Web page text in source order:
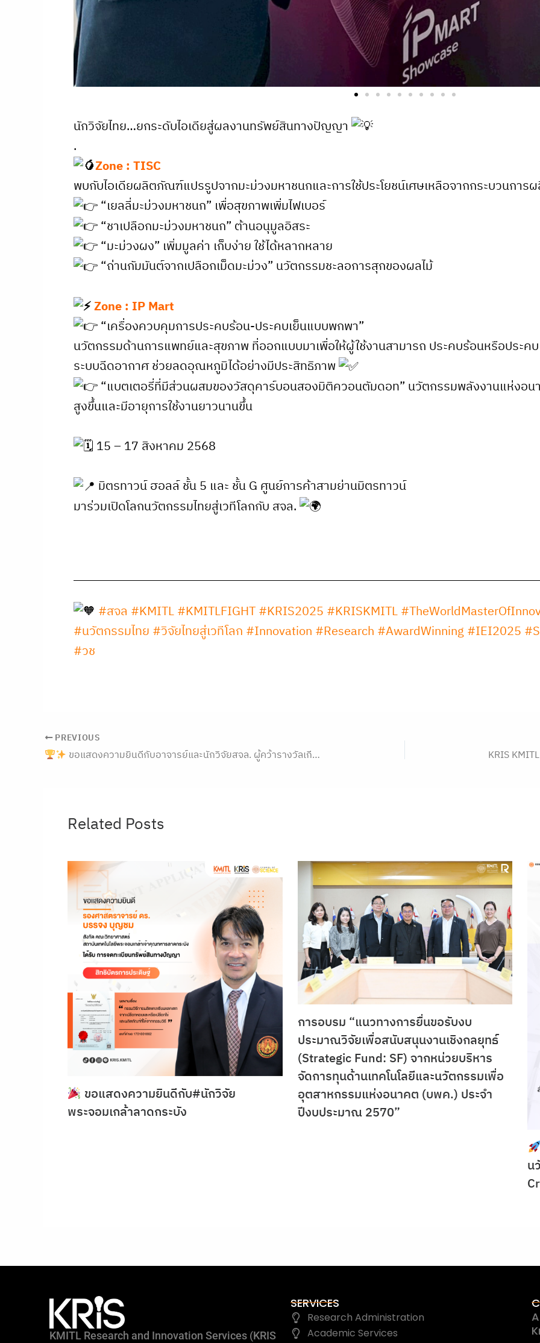
นักวิจัยไทย…ยกระดับไอเดียสู่ผลงานทรัพย์สินทางปัญญา
.
Zone : TISC
พบกับไอเดียผลิตภัณฑ์แปรรูปจากมะม่วงมหาชนกและการใช้ประโยชน์เศษเหลือจากกระบวนการ
“เยลลี่มะม่วงมหาชนก” เพื่อสุขภาพเพิ่มไฟเบอร์
“ชาเปลือกมะม่วงมหาชนก” ต้านอนุมูลอิสระ
“มะม่วงผง” เพิ่มมูลค่า เก็บง่าย ใช้ได้หลากหลาย
“ถ่านกัมมันต์จากเปลือกเม็ดมะม่วง” นวัตกรรมชะลอการสุกของผลไม้
Zone : IP Mart
“เครื่องควบคุมการประคบร้อน-ประคบเย็นแบบพกพา”
นวัตกรรมด้านการแพทย์และสุขภาพ ที่ออกแบบมาเพื่อให้ผู้ใช้งานสามารถ ประคบร้อนหรือประคบ
ระบบฉีดอากาศ ช่วยลดอุณหภูมิได้อย่างมีประสิทธิภาพ
“แบตเตอรี่ที่มีส่วนผสมของวัสดุคาร์บอนสองมิติควอนตัมดอท” นวัตกรรมพลังงานแห่งอ
สูงขึ้นและมีอายุการใช้งานยาวนานขึ้น
15 – 17 สิงหาคม 2568
มิตรทาวน์ ฮอลล์ ชั้น 5 และ ชั้น G ศูนย์การค้าสามย่านมิตรทาวน์
มาร่วมเปิดโลกนวัตกรรมไทยสู่เวทีโลกกับ สจล.
#สจล #KMITL#KMITLFIGHT#KRIS2025 #KRISKMITL
#นวัตกรรมไทย #วิจัยไทยสู่เวทีโลก #Innovation #Research #AwardWinning#IEI2025
#วช
PREVIOUS
ขอแสดงความยินดีกับอาจารย์และนักวิจัยสจล. ผู้คว้ารางวัลเกียรติยศจากเวทีระดับนานาชาติ ตอกย้ำศักยภาพงานวิจัยและนวัตกรรมของคนไทยในเวทีโลก KRIS
Related Posts
ขอแสดงความยินดีกับ#นักวิจัย
พระจอมเกล้าลาดกระบัง
การอบรม “แนวทางการยื่นขอรับงบ
ประมาณวิจัยเพื่อสนับสนุนงานเชิงกลยุทธ์
(Strategic Fund: SF) จากหน่วยบริหาร
จัดการทุนด้านเทคโนโลยีและนวัตกรรมเพื่อ
อุตสาหกรรมแห่งอนาคต (บพค.) ประจำ
ปีงบประมาณ 2570”
น
KMITL Research and Innovation Services (KRIS
SERVICES
Research Administration
Academic Services